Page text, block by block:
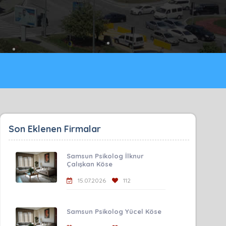
Son Eklenen Firmalar
Samsun Psikolog İlknur
Çalışkan Köse
15.07.2026 112
Samsun Psikolog Yücel Köse